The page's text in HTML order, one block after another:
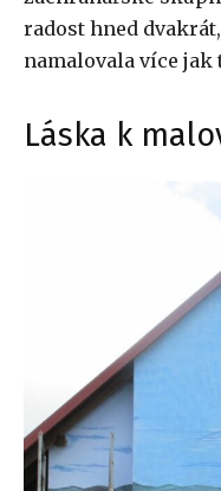
radost hned
namalovala více jak
Láska k